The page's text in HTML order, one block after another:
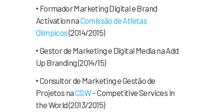
‣ Formador Marketing Digital e Brand
Activation naComissão de Atletas
Olímpicos(2014/2015)
‣ Gestor de Marketing e Digital Media na Add
Up Branding (2014/15)
‣ Consultor de Marketing e Gestão de
Projetos naCSW– Competitive Services in
the World (2013/2015)